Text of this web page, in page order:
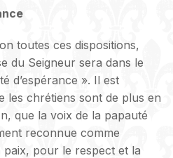
toutes ces dispositions,
du Seigneur sera dans le
d’espérance ». Il est
les chrétiens sont de plus en
que la voix de la papauté
reconnue comme
paix, pour le respect et la